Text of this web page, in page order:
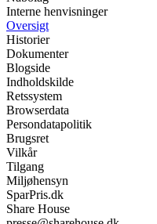
Interne henvisninger
Oversigt
Historier
Dokumenter
Blogside
Indholdskilde
Retssystem
Browserdata
Persondatapolitik
Brugsret
Vilkår
Tilgang
Miljøhensyn
SparPris.dk
Share House